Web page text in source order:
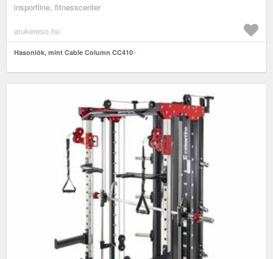
insportline, fitnesscenter
arukereso.hu
Hasonlók, mint Cable Column CC410